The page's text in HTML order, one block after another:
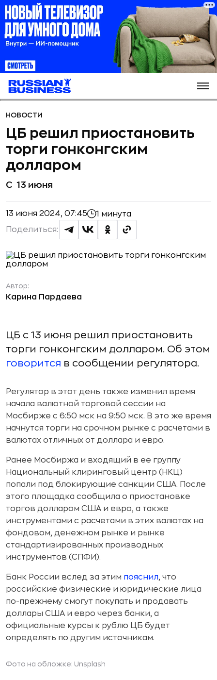
НОВОСТИ
ЦБ решил приостановить
торги гонконгским
долларом
С 13 июня
13 июня 2024, 07:45 1 минута
Поделиться:
Автор:
Карина Пардаева
ЦБ с 13 июня решил приостановить
торги гонконгским долларом. Об этом
говорится в сообщении регулятора.
Регулятор в этот день также изменил время
начала валютной торговой сессии на
Мосбирже с 6:50 мск на 9:50 мск. В это же время
начнутся торги на срочном рынке с расчетами в
валютах отличных от доллара и евро.
Ранее Мосбиржа и входящий в ее группу
Национальный клиринговый центр (НКЦ)
попали под блокирующие санкции США. После
этого площадка сообщила о приостановке
торгов долларом США и евро, а также
инструментами с расчетами в этих валютах на
фондовом, денежном рынке и рынке
стандартизированных производных
инструментов (СПФИ).
Банк России вслед за этим пояснил, что
российские физические и юридические лица
по-прежнему смогут покупать и продавать
доллары США и евро через банки, а
официальные курсы к рублю ЦБ будет
определять по другим источникам.
Фото на обложке: Unsplash